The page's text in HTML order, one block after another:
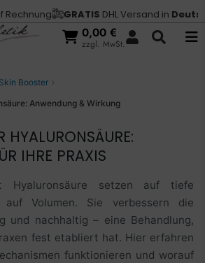
GRATISDHL Versand inDeutschland
0,00 €
zzgl. MwSt.
Booster
Anwendung & Wirkung
HYALURONSÄURE:
IHRE PRAXIS
Hyaluronsäure setzen auf tiefe
Volumen. Sie verbessern die
und nachhaltig – eine Behandlung,
fest etabliert hat. Hier erfahren
funktionieren und worauf